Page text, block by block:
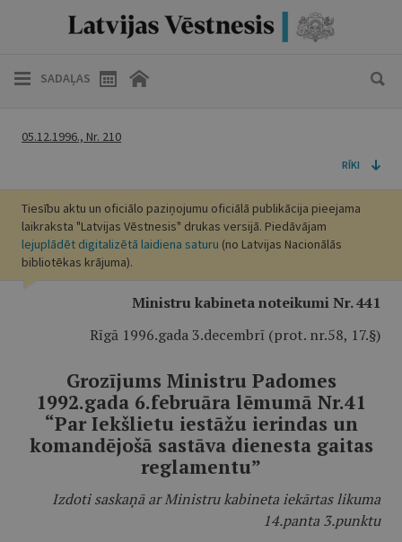
SADAĻAS
05.12.1996., Nr. 210
RĪKI
Tiesību aktu un oficiālo paziņojumu oficiālā publikācija pieejama
laikraksta "Latvijas Vēstnesis" drukas versijā. Piedāvājam
lejuplādēt digitalizētā laidiena saturu (no Latvijas Nacionālās
bibliotēkas krājuma).
Ministru kabineta noteikumi Nr. 441
Rīgā 1996.gada 3.decembrī (prot. nr.58, 17.§)
Grozījums Ministru Padomes
1992.gada 6.februāra lēmumā Nr.41
“Par Iekšlietu iestāžu ierindas un
komandējošā sastāva dienesta gaitas
reglamentu”
Izdoti saskaņā ar Ministru kabineta iekārtas likuma
14.panta 3.punktu